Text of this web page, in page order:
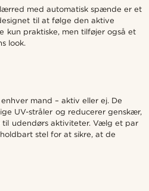
med automatisk spænde er et
til at følge den aktive
kun praktiske, men tilføjer også et
look.
mand – aktiv eller ej. De
UV-stråler og reducerer genskær,
udendørs aktiviteter. Vælg et par
stel for at sikre, at de